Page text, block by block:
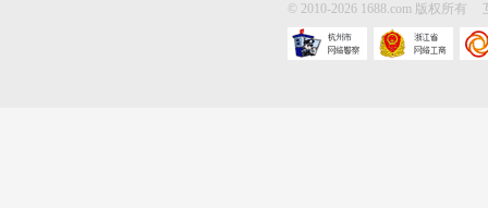
© 2010-2026 1688.com 版权所有